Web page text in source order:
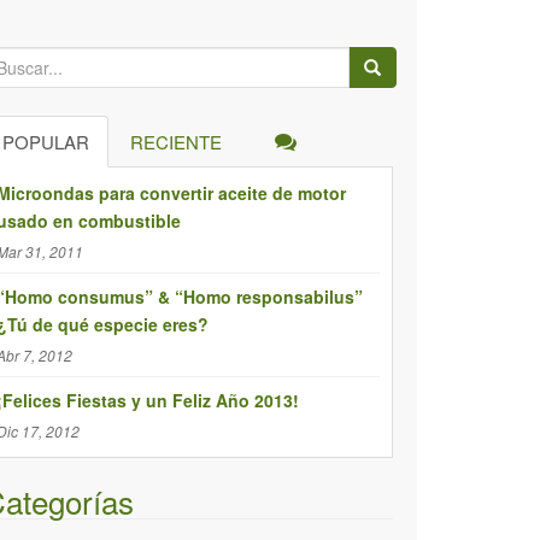
POPULAR RECIENTE
para convertir aceite de motor
en combustible
31, 2011
consumus” & “Homo responsabilus”
de qué especie eres?
7, 2012
Fiestas y un Feliz Año 2013!
17, 2012